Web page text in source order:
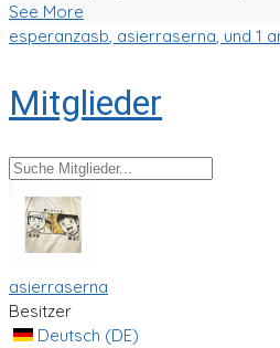
See More
esperanzasb, asierraserna, und 1
Mitglieder
asierraserna
Besitzer
Deutsch (DE)